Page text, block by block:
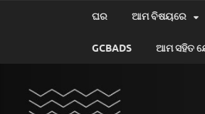
ଘର ଆମ ବିଷୟରେ
GCBADS ଆମ ସହିତ